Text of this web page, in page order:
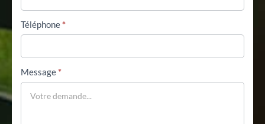
Téléphone*
Message*